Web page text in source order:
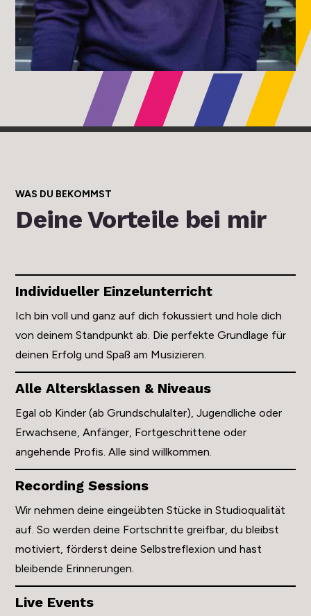
WAS DU BEKOMMST
Deine Vorteile bei mir
Individueller Einzelunterricht
Ich bin voll und ganz auf dich fokussiert und hole dich
von deinem Standpunkt ab. Die perfekte Grundlage für
deinen Erfolg und Spaß am Musizieren.
Alle Altersklassen & Niveaus
Egal ob Kinder (ab Grundschulalter), Jugendliche oder
Erwachsene, Anfänger, Fortgeschrittene oder
angehende Profis. Alle sind willkommen.
Recording Sessions
Wir nehmen deine eingeübten Stücke in Studioqualität
auf. So werden deine Fortschritte greifbar, du bleibst
motiviert, förderst deine Selbstreflexion und hast
bleibende Erinnerungen.
Live Events